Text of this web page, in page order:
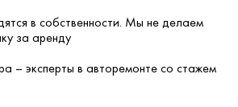
в собственности. Мы не делаем
за аренду
– эксперты в авторемонте со стажем